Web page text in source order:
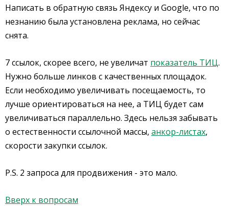
Написать в обратную связь Яндексу и Google, что по
незнанию была установлена реклама, но сейчас
снята.
7 ссылок, скорее всего, не увеличат показатель ТИЦ.
Нужно больше линков с качественных площадок.
Если необходимо увеличивать посещаемость, то
лучше ориентироваться на нее, а ТИЦ будет сам
увеличиваться параллельно. Здесь нельзя забывать
о естественности ссылочной массы, анкор-листах,
скорости закупки ссылок.
P.S. 2 запроса для продвижения - это мало.
Вверх к вопросам